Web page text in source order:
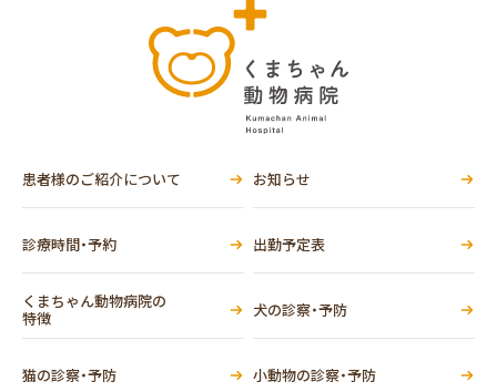
患者様のご紹介について お知らせ
診療時間・予約 出勤予定表
くまちゃん動物病院の
特徴
犬の診察・予防
猫の診察・予防 小動物の診察・予防